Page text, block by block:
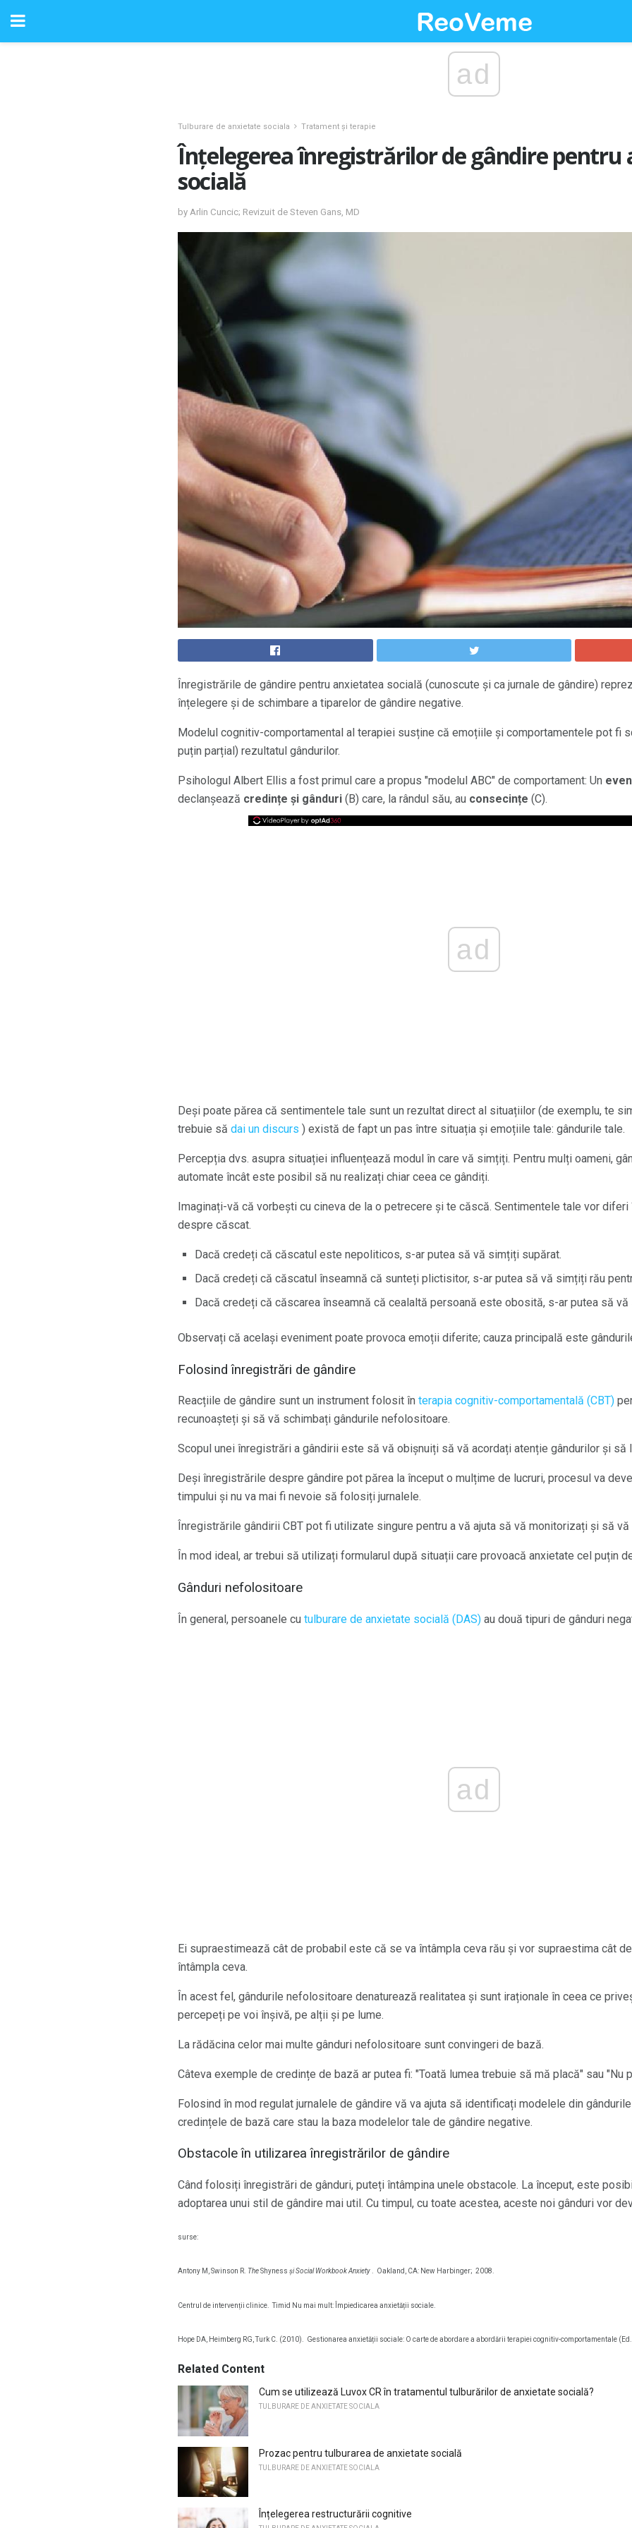
ad
Tulburare de anxietate sociala Tratament și terapie
Înțelegerea înregistrărilor de gândire pentru
socială
by Arlin Cuncic; Revizuit de Steven Gans, MD
Înregistrările de gândire pentru anxietatea socială (cunoscute și ca jurnale de gândire)
înțelegere și de schimbare a tiparelor de gândire negative.
Modelul cognitiv-comportamental al terapiei susține că emoțiile și comportamentele pot fi
puțin parțial) rezultatul gândurilor.
Psihologul Albert Ellis a fost primul care a propus "modelul ABC" de comportament: Un
declanșează credințe și gânduri (B) care, la rândul său, au consecințe (C).
ad
Deși poate părea că sentimentele tale sunt un rezultat direct al situațiilor (de exemplu, te
trebuie să dai un discurs ) există de fapt un pas între situația și emoțiile tale: gândurile tale.
Percepția dvs. asupra situației influențează modul în care vă simțiți. Pentru mulți oameni,
automate încât este posibil să nu realizați chiar ceea ce gândiți.
Imaginați-vă că vorbești cu cineva de la o petrecere și te căscă. Sentimentele tale vor
despre căscat.
Dacă credeți că căscatul este nepoliticos, s-ar putea să vă simțiți supărat.
Dacă credeți că căscatul înseamnă că sunteți plictisitor, s-ar putea să vă simțiți rău
Dacă credeți că căscarea înseamnă că cealaltă persoană este obosită, s-ar putea să
Observați că același eveniment poate provoca emoții diferite; cauza principală este
Folosind înregistrări de gândire
Reacțiile de gândire sunt un instrument folosit în terapia cognitiv-comportamentală (CBT)
recunoașteți și să vă schimbați gândurile nefolositoare.
Scopul unei înregistrări a gândirii este să vă obișnuiți să vă acordați atenție gândurilor și să
Deși înregistrările despre gândire pot părea la început o mulțime de lucruri, procesul va
timpului și nu va mai fi nevoie să folosiți jurnalele.
Înregistrările gândirii CBT pot fi utilizate singure pentru a vă ajuta să vă monitorizați și să
În mod ideal, ar trebui să utilizați formularul după situații care provoacă anxietate cel puțin
Gânduri nefolositoare
În general, persoanele cu tulburare de anxietate socială (DAS) au două tipuri de gânduri
ad
Ei supraestimează cât de probabil este că se va întâmpla ceva rău și vor supraestima cât
întâmpla ceva.
În acest fel, gândurile nefolositoare denaturează realitatea și sunt iraționale în ceea ce
percepeți pe voi înșivă, pe alții și pe lume.
La rădăcina celor mai multe gânduri nefolositoare sunt convingeri de bază.
Câteva exemple de credințe de bază ar putea fi: "Toată lumea trebuie să mă placă" sau "Nu
Folosind în mod regulat jurnalele de gândire vă va ajuta să identificați modelele din
credințele de bază care stau la baza modelelor tale de gândire negative.
Obstacole în utilizarea înregistrărilor de gândire
Când folosiți înregistrări de gânduri, puteți întâmpina unele obstacole. La început, este
adoptarea unui stil de gândire mai util. Cu timpul, cu toate acestea, aceste noi gânduri vor
surse:
Antony M, Swinson R. TheShyness și Social Workbook Anxiety. Oakland, CA: New Harbinger; 2008.
Centrul de intervenții clinice. Timid Nu mai mult: Împiedicarea anxietății sociale.
Hope DA, Heimberg RG, Turk C. (2010). Gestionarea anxietății sociale: O carte de abordare a abordării terapiei cognitiv-comportamentale (Ed.
Related Content
Cum se utilizează Luvox CR în tratamentul tulburărilor de anxietate socială?
TULBURARE DE ANXIETATE SOCIALA
Prozac pentru tulburarea de anxietate socială
TULBURARE DE ANXIETATE SOCIALA
Înțelegerea restructurării cognitive